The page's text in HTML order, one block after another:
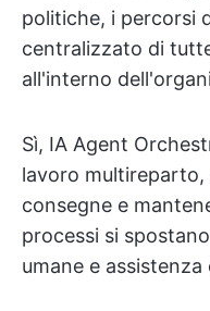
politiche, i percorsi
centralizzato di
all'interno
Sì, IA Agent
lavoro multireparto,
consegne e
processi si
umane e assistenza